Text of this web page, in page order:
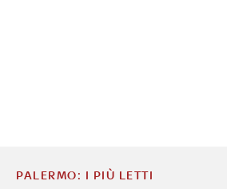
PALERMO: I PIÙ LETTI